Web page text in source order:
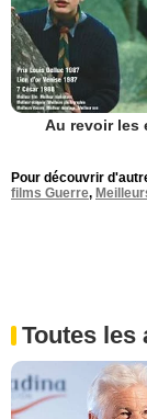
Au revoir les
Pour découvrir
films Guerre,
Toutes les